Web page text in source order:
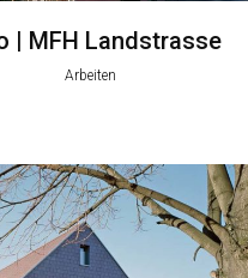
| MFH Landstrasse
Arbeiten